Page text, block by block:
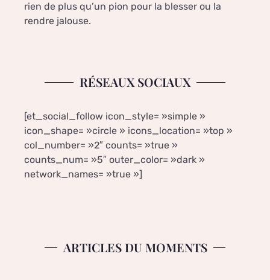
rien de plus qu’un pion pour la blesser ou la
rendre jalouse.
RÉSEAUX SOCIAUX
[et_social_follow icon_style= »simple »
icon_shape= »circle » icons_location= »top »
col_number= »2″ counts= »true »
counts_num= »5″ outer_color= »dark »
network_names= »true »]
ARTICLES DU MOMENTS